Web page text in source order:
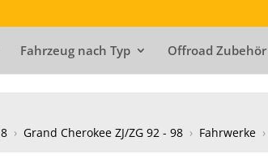
Fahrzeug nach Typ Offroad Zubehör
› Grand Cherokee ZJ/ZG 92 - 98 › Fahrwerke ›